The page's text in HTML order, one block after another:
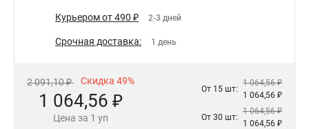
Курьером от 490 ₽ 2-3 дней
Срочная доставка: 1 день
2 091,10 ₽ Скидка 49%
1 064,56 ₽
Цена за 1 уп
От 15 шт:
1 064,56 ₽
1 064,56 ₽
От 30 шт:
1 064,56 ₽
1 064,56 ₽